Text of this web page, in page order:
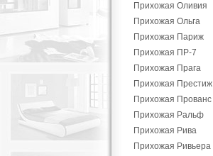
Прихожая Оливия
Прихожая Ольга
Прихожая Париж
Прихожая ПР-7
Прихожая Прага
Прихожая Престиж
Прихожая Прованс
Прихожая Ральф
Прихожая Рива
Прихожая Ривьера